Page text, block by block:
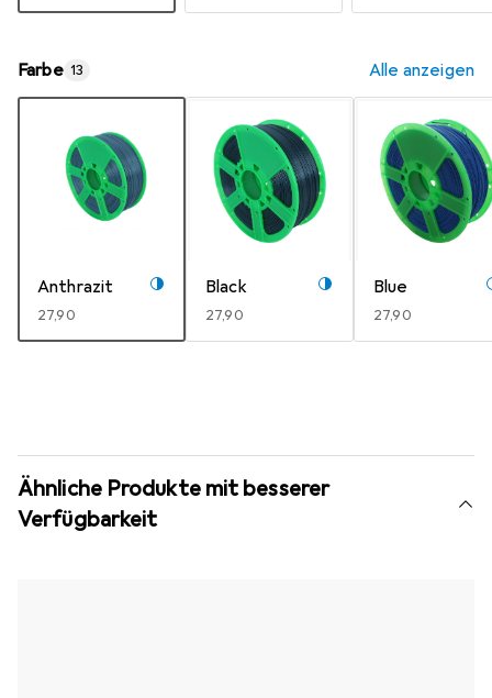
Farbe 13 Alle anzeigen
Anthrazit
EUR
27,90
Black
EUR
27,90
Blue
EUR
27,90
Ähnliche Produkte mit besserer
Verfügbarkeit